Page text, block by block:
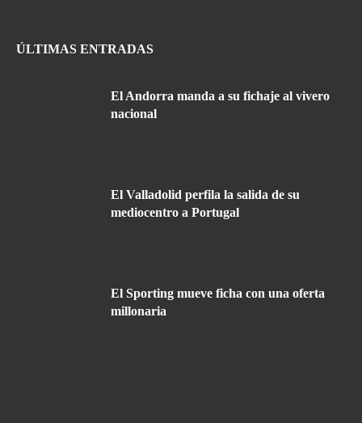
ÚLTIMAS ENTRADAS
El Andorra manda a su fichaje al vivero
nacional
El Valladolid perfila la salida de su
mediocentro a Portugal
El Sporting mueve ficha con una oferta
millonaria